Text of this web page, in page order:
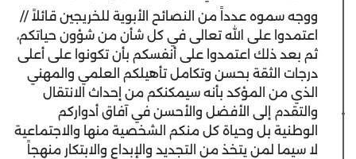
ووجه سموه عدداً من النصائح الأبوية للخريجين قائلاً //
اعتمدوا على الله تعالى في كل شأن من شؤون حياتكم،
ثم بعد ذلك اعتمدوا على أنفسكم بأن تكونوا على أعلى
درجات الثقة بحسن وتكامل تأهيلكم العلمي والمهني
الذي من المؤكد بأنه سيمكنكم من إحداث الانتقال
والتقدم إلى الأفضل والأحسن في آفاق أدواركم
الوطنية بل وحياة كل منكم الشخصية منها والاجتماعية
لا سيما لمن يتخذ من التجديد والإبداع والابتكار منهجاً